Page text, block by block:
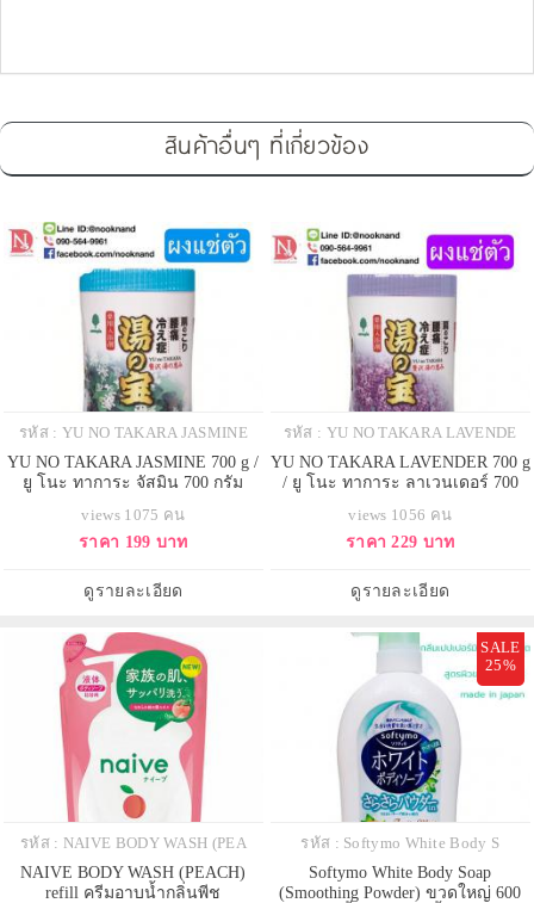
สินค้าอื่นๆ ที่เกี่ยวข้อง
รหัส : YU NO TAKARA JASMINE
YU NO TAKARA JASMINE 700 g /
ยู โนะ ทาการะ จัสมิน 700 กรัม
views 1075 คน
ราคา 199 บาท
ดูรายละเอียด
รหัส : YU NO TAKARA LAVENDE
YU NO TAKARA LAVENDER 700 g
/ ยู โนะ ทาการะ ลาเวนเดอร์ 700
views 1056 คน
ราคา 229 บาท
ดูรายละเอียด
รหัส : NAIVE BODY WASH (PEA
NAIVE BODY WASH (PEACH)
refill ครีมอาบน้ำกลิ่นพีช
SALE
25%
รหัส : Softymo White Body S
Softymo White Body Soap
(Smoothing Powder) ขวดใหญ่ 600